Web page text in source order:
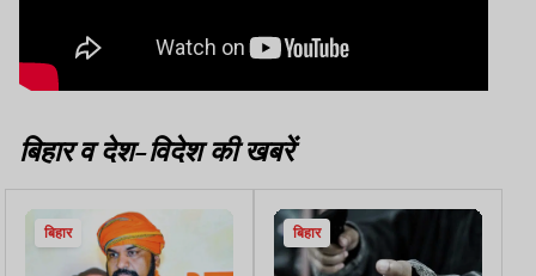
बिहार व देश-विदेश की खबरें
बिहार बिहार